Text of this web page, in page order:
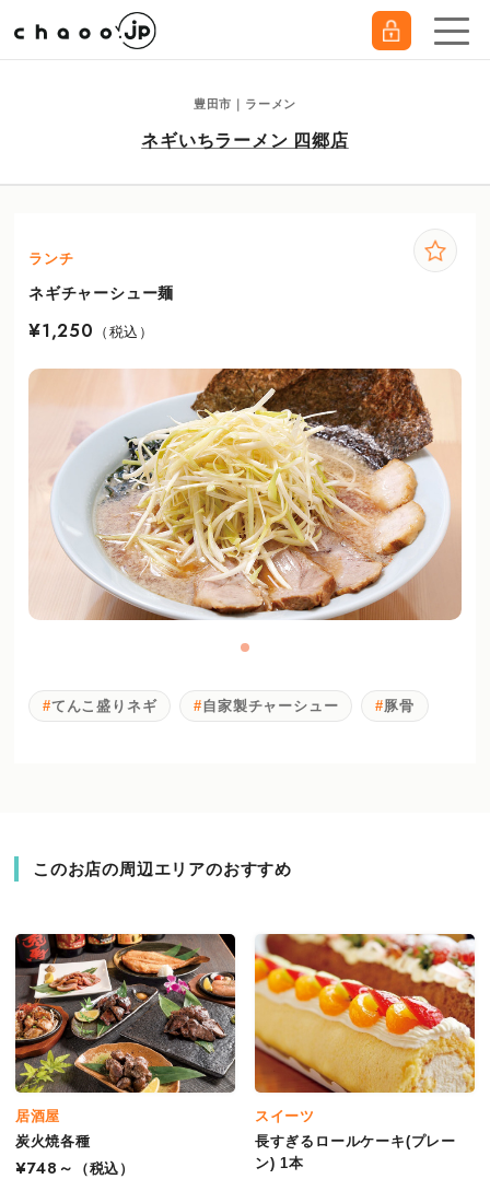
豊田市｜ラーメン
ネギいちラーメン 四郷店
ランチ
ネギチャーシュー麺
¥1,250 （税込）
てんこ盛りネギ 自家製チャーシュー 豚骨
このお店の周辺エリアのおすすめ
居酒屋
炭火焼各種
¥748～
（税込）
スイーツ
長すぎるロールケーキ(プレー
ン) 1本